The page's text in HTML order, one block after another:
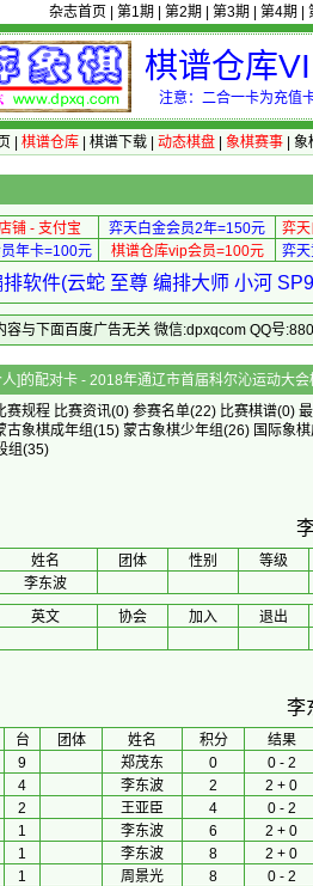
杂志首页 第1期 第2期 第3期 第4期
棋谱仓库
注意：二合一卡为充值
棋谱仓库| 棋谱下载| 动态棋盘| 象棋赛事| 象
铺 - 支付宝 弈天白金会员2年=150元
弈
年卡=100元
棋谱仓库vip会员=100元 弈
排软件(云蛇 至尊 编排大师 小河
容与下面百度广告无关 微信:dpxqcom QQ号
[个人]的配对卡 - 2018年通辽市首届
赛规程 比赛资讯(0) 参赛名单(22) 比赛棋谱(0)
古象棋成年组(15) 蒙古象棋少年组(26) 国际象
组(35)
姓名 团体 性别
等级
李东波
英文 协会 加入 退出
李
台 团体 姓名 积分
结果
9 郑茂东 0
0 - 2
4 李东波 2
2 + 0
2 王亚臣 4
0 - 2
1 李东波 6
2 + 0
1 李东波 8
2 + 0
1 周景光 8
0 - 2